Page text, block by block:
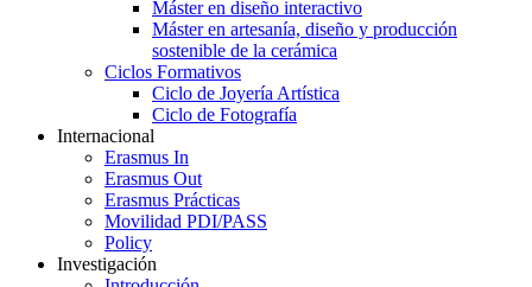
Máster en diseño interactivo
Máster en artesanía, diseño y producción
sostenible de la cerámica
Ciclos Formativos
Ciclo de Joyería Artística
Ciclo de Fotografía
Internacional
Erasmus In
Erasmus Out
Erasmus Prácticas
Movilidad PDI/PASS
Policy
Investigación